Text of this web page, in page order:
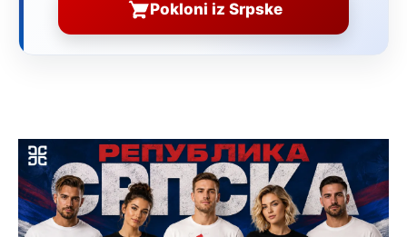
Pokloni iz Srpske